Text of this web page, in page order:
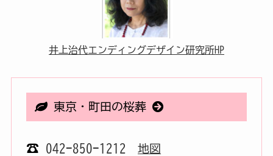
井上治代エンディングデザイン研究所HP
東京・町田の桜葬
☎ 042-850-1212
地図